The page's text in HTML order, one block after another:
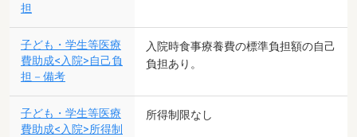
担
子ども・学生等医療
費助成<入院>自己負
担－備考
入院時食事療養費の標準負担額の自己
負担あり。
子ども・学生等医療
費助成<入院>所得制
所得制限なし